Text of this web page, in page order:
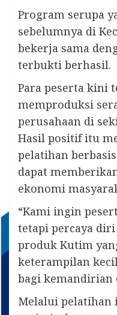
Program serupa
sebelumnya di
bekerja sama
terbukti berhasil.
Para peserta kini
memproduksi
perusahaan di
Hasil positif itu
pelatihan
dapat
ekonomi
“Kami ingin
tetapi percaya
produk Kutim
keterampilan
bagi kemandirian
Melalui pelatihan